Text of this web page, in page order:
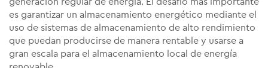
es garantizar un almacenamiento energético mediante el
uso de sistemas de almacenamiento de alto rendimiento
que puedan producirse de manera rentable y usarse a
gran escala para el almacenamiento local de energía